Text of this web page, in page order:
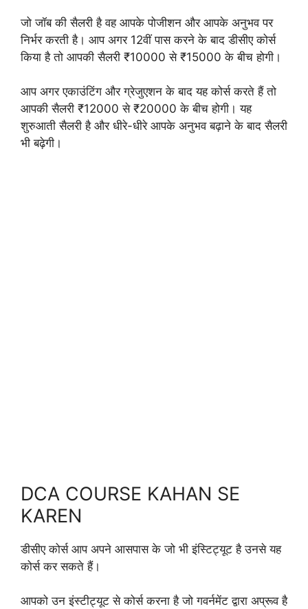
जो जॉब की सैलरी है वह आपके पोजीशन और आपके अनुभव पर
निर्भर करती है। आप अगर 12वीं पास करने के बाद डीसीए कोर्स
किया है तो आपकी सैलरी ₹10000 से ₹15000 के बीच होगी।
आप अगर एकाउंटिंग और ग्रेजुएशन के बाद यह कोर्स करते हैं तो
आपकी सैलरी ₹12000 से ₹20000 के बीच होगी। यह
शुरुआती सैलरी है और धीरे-धीरे आपके अनुभव बढ़ाने के बाद सैलरी
भी बढ़ेगी।
DCA COURSE KAHAN SE
KAREN
डीसीए कोर्स आप अपने आसपास के जो भी इंस्टिट्यूट है उनसे यह
कोर्स कर सकते हैं।
आपको उन इंस्टीट्यूट से कोर्स करना है जो गवर्नमेंट द्वारा अप्रूव है